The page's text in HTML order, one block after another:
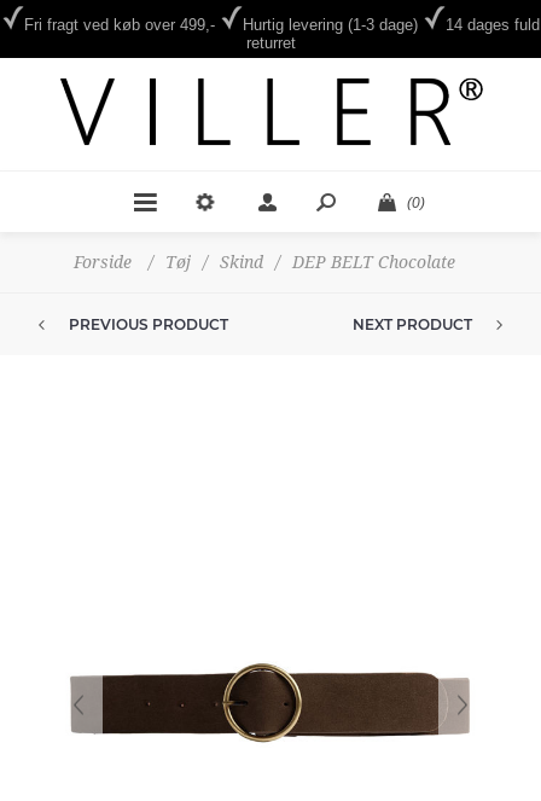
Fri fragt ved køb over 499,- Hurtig levering (1-3 dage)
14 dages fuld
returret
(0)
Forside / Tøj / Skind / DEP BELT Chocolate
PREVIOUS PRODUCT NEXT PRODUCT